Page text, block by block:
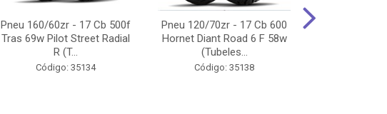
Pneu 160/60zr - 17 Cb 500f
Tras 69w Pilot Street Radial
R (T...
Código: 35134
Pneu 120/70zr - 17 Cb 600
Hornet Diant Road 6 F 58w
(Tubeles...
Código: 35138